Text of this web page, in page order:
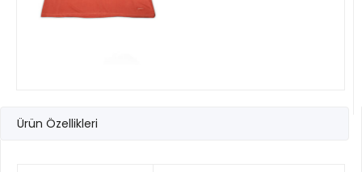
Ürün Özellikleri